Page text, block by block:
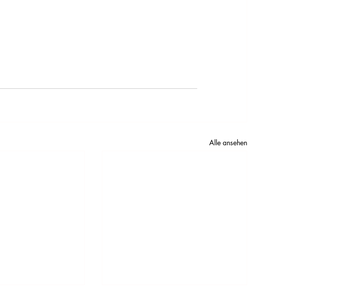
Alle ansehen